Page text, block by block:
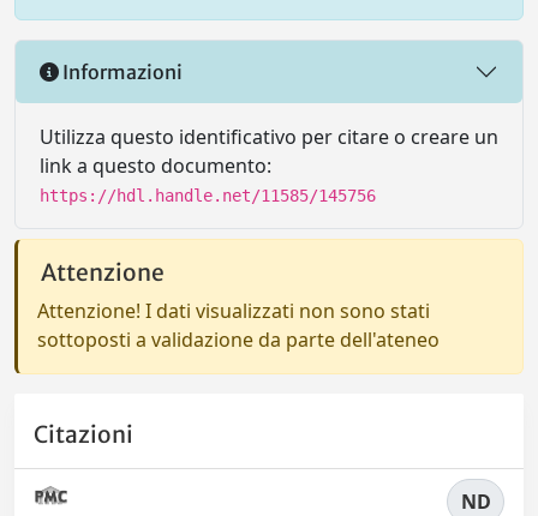
Informazioni
Utilizza questo identificativo per citare o creare un
link a questo documento:
https://hdl.handle.net/11585/145756
Attenzione
Attenzione! I dati visualizzati non sono stati
sottoposti a validazione da parte dell'ateneo
Citazioni
ND